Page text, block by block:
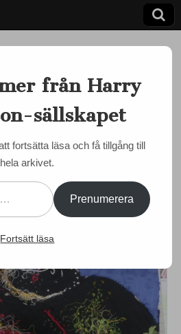
daggdroppen och speglar
kosmos
,EVENEMANG
Citat om
från Harry
sällskapet
fortsätta läsa och få tillgång till
hela arkivet.
Prenumerera
Fortsätt läsa